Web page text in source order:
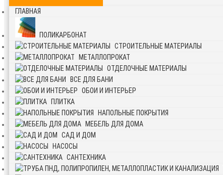
ГЛАВНАЯ
ПОЛИКАРБОНАТ
СТРОИТЕЛЬНЫЕ МАТЕРИАЛЫ
МЕТАЛЛОПРОКАТ
ОТДЕЛОЧНЫЕ МАТЕРИАЛЫ
ВСЕ ДЛЯ БАНИ
ОБОИ И ИНТЕРЬЕР
ПЛИТКА
НАПОЛЬНЫЕ ПОКРЫТИЯ
МЕБЕЛЬ ДЛЯ ДОМА
САД И ДОМ
НАСОСЫ
САНТЕХНИКА